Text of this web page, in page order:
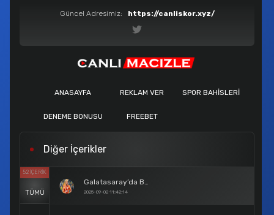
Güncel Adresimiz: https://canliskor.xyz/
ANASAYFA REKLAM VER SPOR BAHISLERI
DENEME BONUSU FREEBET
Diğer İçerikler
TÜMÜ
52 İÇERIK
2025-09-02 11:42:14